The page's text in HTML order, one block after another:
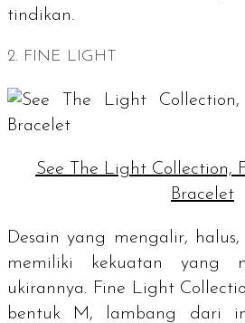
tindikan.
2. FINE LIGHT
See The Light Collection,
Bracelet
Desain yang mengalir,
memiliki kekuatan yang
ukirannya. Fine Light
bentuk M, lambang dari